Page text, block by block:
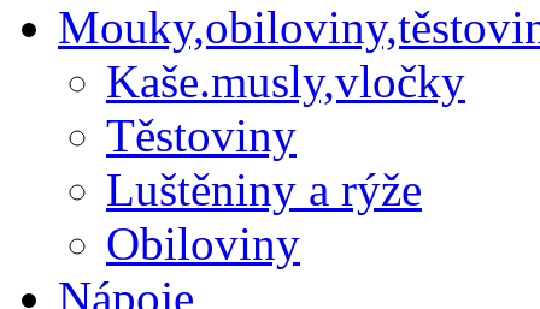
Kaše.musly,vločky
Těstoviny
Luštěniny a rýže
Obiloviny
Nápoje